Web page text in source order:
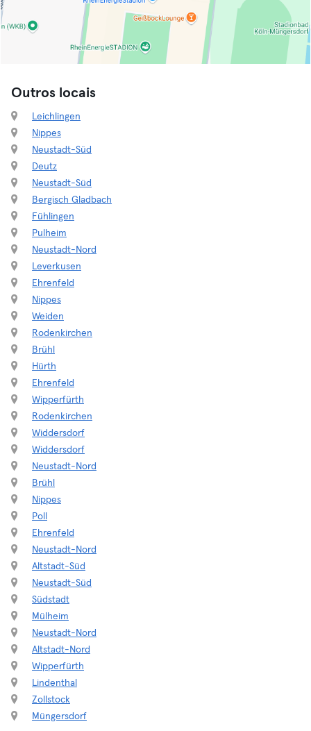
Outros locais
Leichlingen
Nippes
Neustadt-Süd
Deutz
Neustadt-Süd
Bergisch Gladbach
Fühlingen
Pulheim
Neustadt-Nord
Leverkusen
Ehrenfeld
Nippes
Weiden
Rodenkirchen
Brühl
Hürth
Ehrenfeld
Wipperfürth
Rodenkirchen
Widdersdorf
Widdersdorf
Neustadt-Nord
Brühl
Nippes
Poll
Ehrenfeld
Neustadt-Nord
Altstadt-Süd
Neustadt-Süd
Südstadt
Mülheim
Neustadt-Nord
Altstadt-Nord
Wipperfürth
Lindenthal
Zollstock
Müngersdorf